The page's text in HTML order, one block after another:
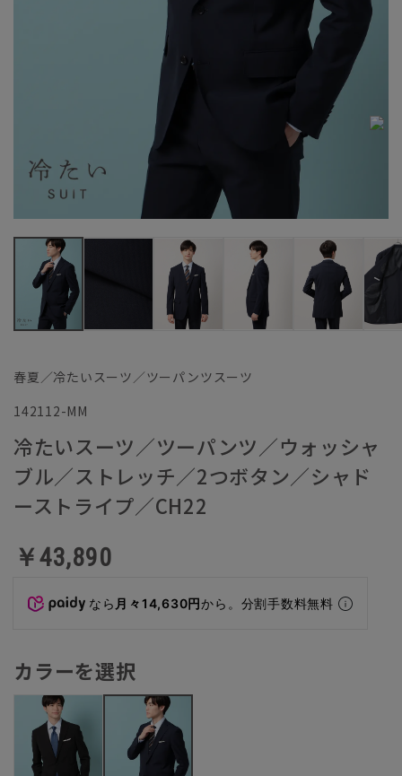
春夏／冷たいスーツ／ツーパンツスーツ
142112-MM
冷たいスーツ／ツーパンツ／ウォッシャ
ブル／ストレッチ／2つボタン／シャド
ーストライプ／CH22
￥43,890
なら 月々14,630円から。分割手数料無料
カラーを選択